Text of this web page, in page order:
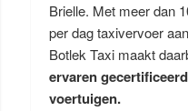
Brielle. Met meer dan
per dag taxivervoer
Botlek Taxi maakt
ervaren
voertuigen.